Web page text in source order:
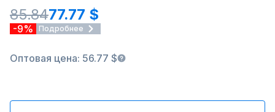
85.8477.77 $
-9% Подробнее
Оптовая цена: 56.77 $